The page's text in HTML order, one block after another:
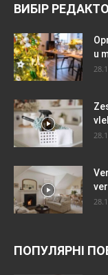
ВИБІР
u
ПОПУЛЯРНІ